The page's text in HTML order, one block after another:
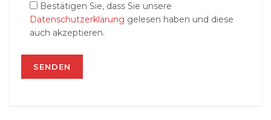
Bestätigen Sie, dass Sie unsere
Datenschutzerklärung gelesen haben und diese
auch akzeptieren.